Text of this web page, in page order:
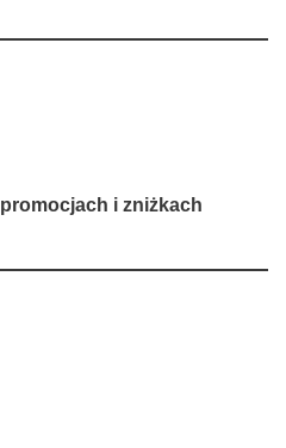
promocjach i zniżkach